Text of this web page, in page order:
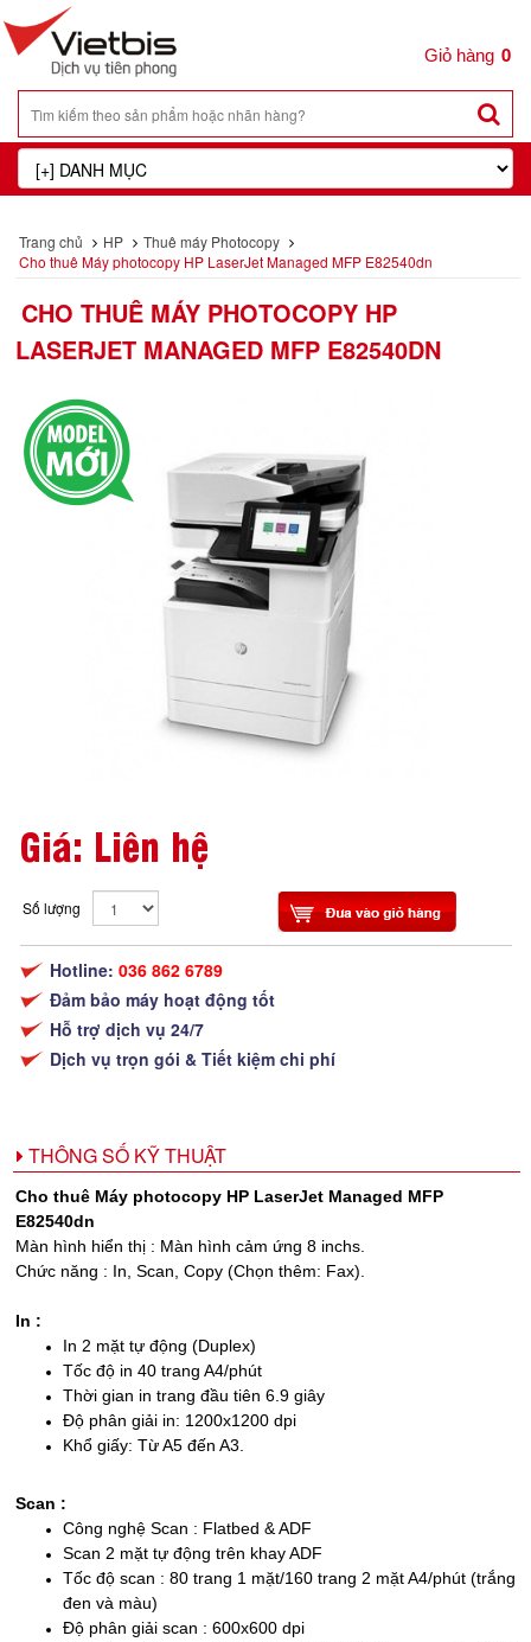
0
Trang chủ HP
Thuê máy Photocopy
Cho thuê Máy photocopy HP LaserJet Managed MFP E82540dn
CHO THUÊ MÁY PHOTOCOPY HP
LASERJET MANAGED MFP E82540DN
Giá: Liên hệ
Số lượng
Hotline: 036 862 6789
Đảm bảo máy hoạt động tốt
Hỗ trợ dịch vụ 24/7
Dịch vụ trọn gói & Tiết kiệm chi phí
THÔNG SỐ KỸ THUẬT
Cho thuê Máy photocopy HP LaserJet Managed MFP
E82540dn
Màn hình hiển thị : Màn hình cảm ứng 8 inchs.
Chức năng : In, Scan, Copy (Chọn thêm: Fax).
In :
In 2 mặt tự động (Duplex)
Tốc độ in 40 trang A4/phút
Thời gian in trang đầu tiên 6.9 giây
Độ phân giải in: 1200x1200 dpi
Khổ giấy: Từ A5 đến A3.
Scan :
Công nghệ Scan : Flatbed & ADF
Scan 2 mặt tự động trên khay ADF
Tốc độ scan : 80 trang 1 mặt/160 trang 2 mặt A4/phút (trắng
đen và màu)
Độ phân giải scan : 600x600 dpi